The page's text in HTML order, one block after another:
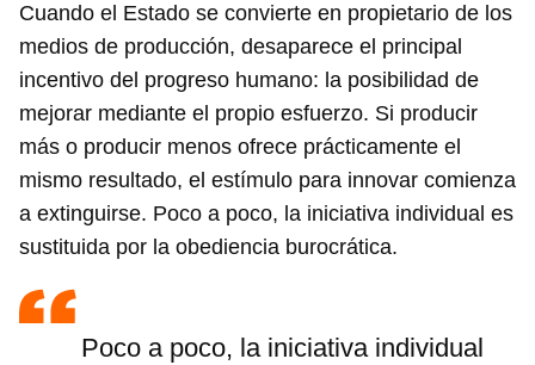
Cuando el Estado se convierte en propietario de los
medios de producción, desaparece el principal
incentivo del progreso humano: la posibilidad de
mejorar mediante el propio esfuerzo. Si producir
más o producir menos ofrece prácticamente el
mismo resultado, el estímulo para innovar comienza
a extinguirse. Poco a poco, la iniciativa individual es
sustituida por la obediencia burocrática.
Poco a poco, la iniciativa individual